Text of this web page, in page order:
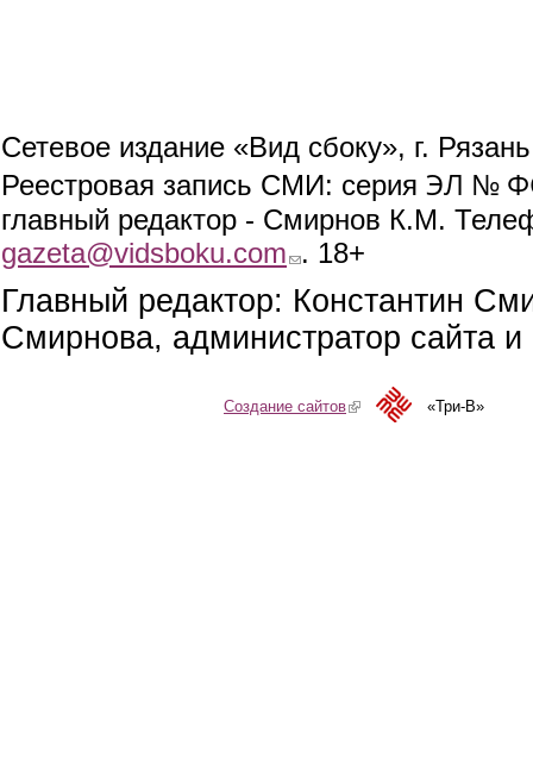
Сетевое издание «Вид сбоку», г.
Реестровая запись СМИ: серия ЭЛ №
главный редактор - Смирнов К.М.
gazeta@vidsboku.com (link sends e-mail)
. 18+
Главный редактор: Константин
Смирнова, администратор сайта
Создание сайтов(link is external)«Три-В»